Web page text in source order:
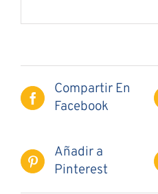
Compartir En
Facebook
Añadir a
Pinterest